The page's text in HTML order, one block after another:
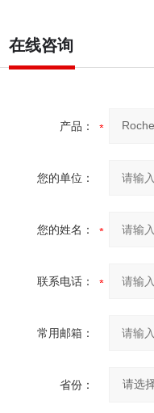
在线咨询
产品：
您的单位：
您的姓名：
联系电话：
常用邮箱：
省份：